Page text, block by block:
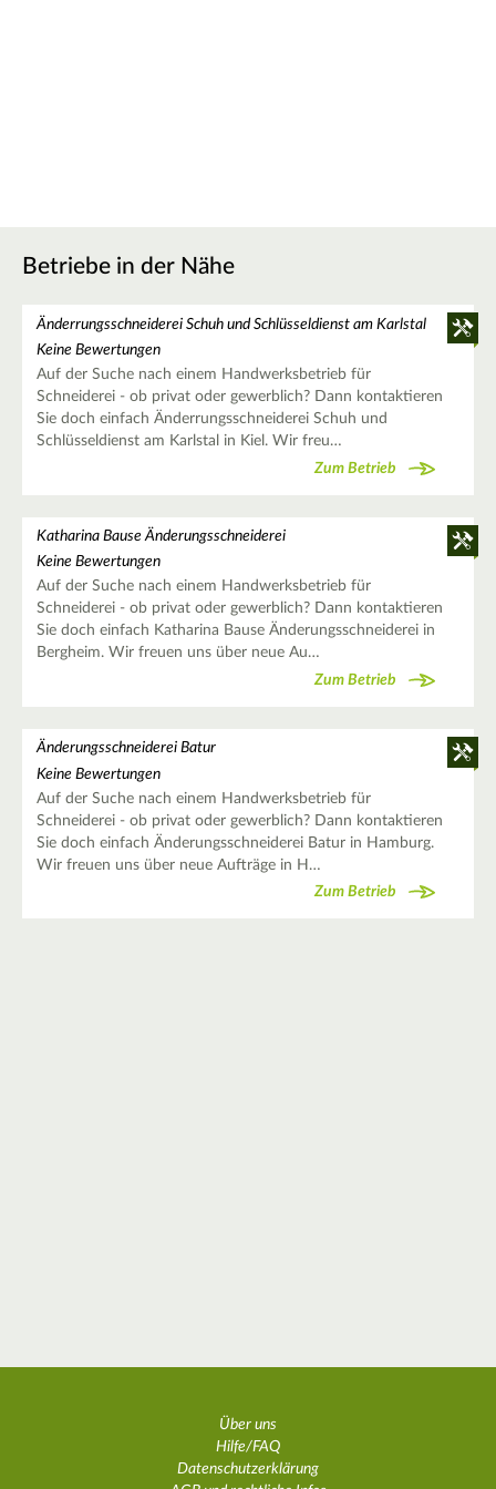
Betriebe in der Nähe
Änderrungsschneiderei Schuh und Schlüsseldienst am Karlstal
Keine Bewertungen
Auf der Suche nach einem Handwerksbetrieb für
Schneiderei - ob privat oder gewerblich? Dann kontaktieren
Sie doch einfach Änderrungsschneiderei Schuh und
Schlüsseldienst am Karlstal in Kiel. Wir freu…
Zum Betrieb
Katharina Bause Änderungsschneiderei
Keine Bewertungen
Auf der Suche nach einem Handwerksbetrieb für
Schneiderei - ob privat oder gewerblich? Dann kontaktieren
Sie doch einfach Katharina Bause Änderungsschneiderei in
Bergheim. Wir freuen uns über neue Au…
Zum Betrieb
Änderungsschneiderei Batur
Keine Bewertungen
Auf der Suche nach einem Handwerksbetrieb für
Schneiderei - ob privat oder gewerblich? Dann kontaktieren
Sie doch einfach Änderungsschneiderei Batur in Hamburg.
Wir freuen uns über neue Aufträge in H…
Zum Betrieb
Über uns
Hilfe/FAQ
Datenschutzerklärung